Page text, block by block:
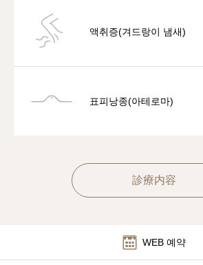
액취증(겨드랑이 냄새)
표피낭종(아테로마)
診療内容
WEB 예약